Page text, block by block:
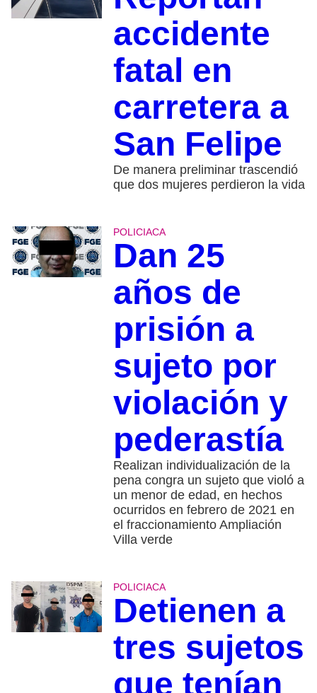
accidente
fatal en
carretera a
San Felipe
De manera preliminar trascendió
que dos mujeres perdieron la vida
POLICIACA
Dan 25
años de
prisión a
sujeto por
violación y
pederastía
Realizan individualización de la
pena congra un sujeto que violó a
un menor de edad, en hechos
ocurridos en febrero de 2021 en
el fraccionamiento Ampliación
Villa verde
POLICIACA
Detienen a
tres sujetos
que tenían